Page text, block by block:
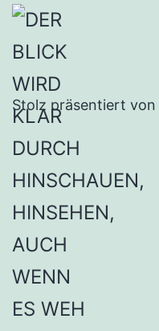
Stolz präsentiert von